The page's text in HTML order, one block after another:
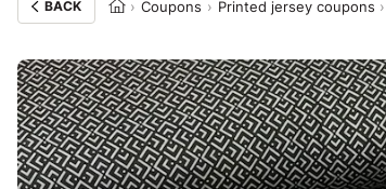
BACK Coupons Printed jersey coupons